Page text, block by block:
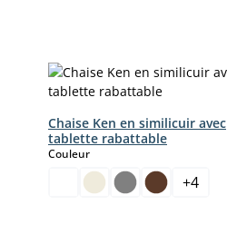
Chaise Ken en similicuir avec
tablette rabattable
Couleurselect
+4